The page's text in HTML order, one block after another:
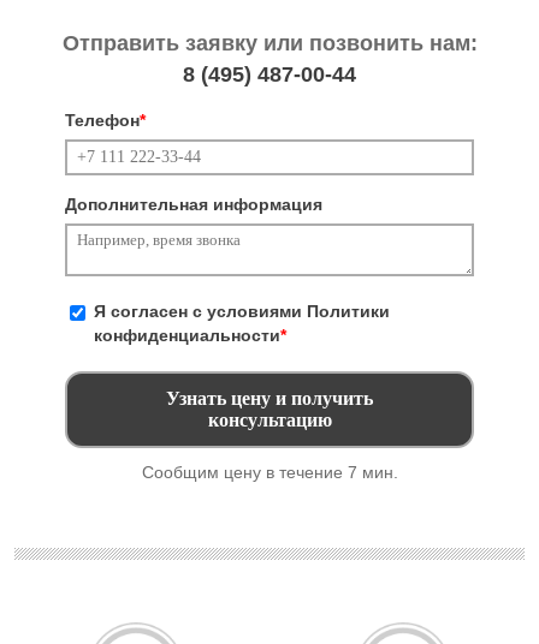
Отправить заявку или позвонить нам:
8 (495) 487-00-44
Телефон*
Дополнительная информация
Я согласен с условиями Политики
конфиденциальности*
Сообщим цену в течение 7 мин.